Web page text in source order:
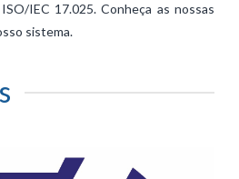
IEC 17.025. Conheça as nossas
sistema.